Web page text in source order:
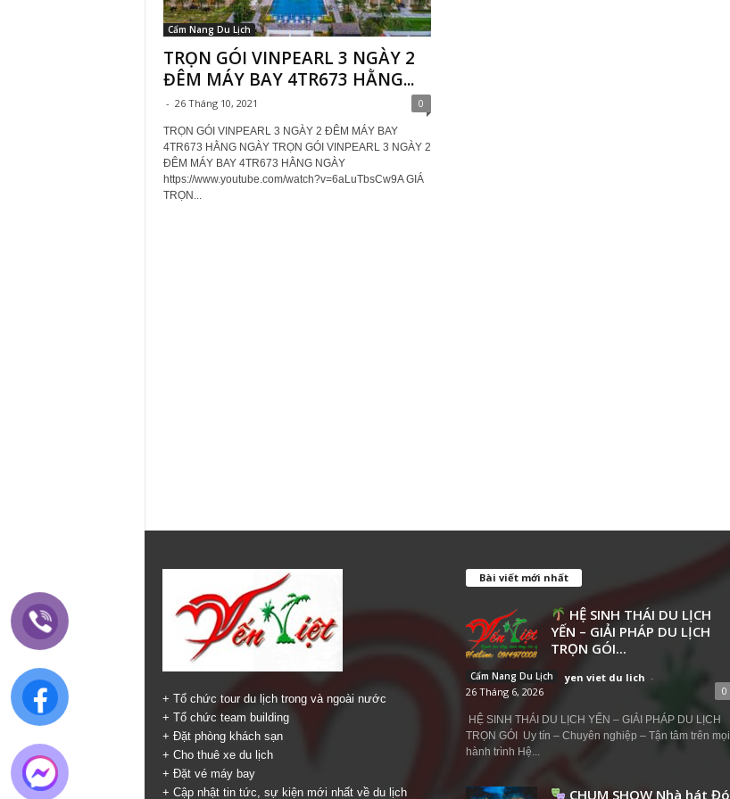
Cẩm Nang Du Lịch
TRỌN GÓI VINPEARL 3 NGÀY 2
ĐÊM MÁY BAY 4TR673 HẰNG...
- 26 Tháng 10, 2021 0
TRỌN GÓI VINPEARL 3 NGÀY 2 ĐÊM MÁY BAY
4TR673 HẰNG NGÀY TRỌN GÓI VINPEARL 3 NGÀY 2
ĐÊM MÁY BAY 4TR673 HẰNG NGÀY
https://www.youtube.com/watch?v=6aLuTbsCw9A GIÁ
TRỌN...
+ Tổ chức tour du lịch trong và ngoài nước
+ Tổ chức team building
+ Đặt phòng khách sạn
+ Cho thuê xe du lịch
+ Đặt vé máy bay
+ Cập nhật tin tức, sự kiện mới nhất về du lịch
Bài viết mới nhất
HỆ SINH THÁI DU LỊCH
YẾN – GIẢI PHÁP DU LỊCH
TRỌN GÓI...
Cẩm Nang Du Lịch yen viet du lich -
26 Tháng 6, 2026
0
HỆ SINH THÁI DU LỊCH YẾN – GIẢI PHÁP DU LỊCH
TRỌN GÓI Uy tín – Chuyên nghiệp – Tận tâm trên mọi
hành trình Hệ...
CHUM SHOW Nhà hát Đó